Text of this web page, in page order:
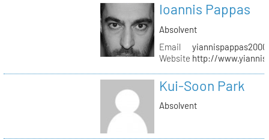
Ioannis Pappas
Absolvent
Email
Website http://
Kui-Soon Park
Absolvent